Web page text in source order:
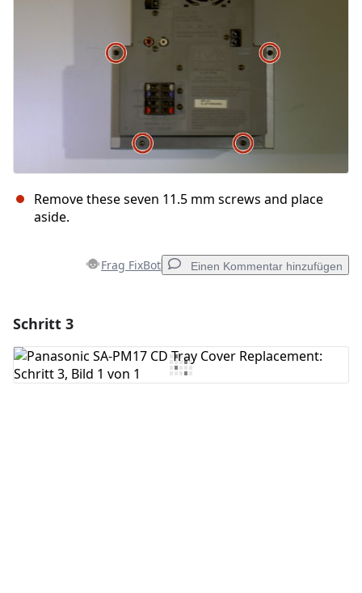
Abbrechen
Remove these seven 11.5 mm screws and place
aside.
Frag FixBot Einen Kommentar hinzufügen
Kommentar hinzufügen
Schritt 3